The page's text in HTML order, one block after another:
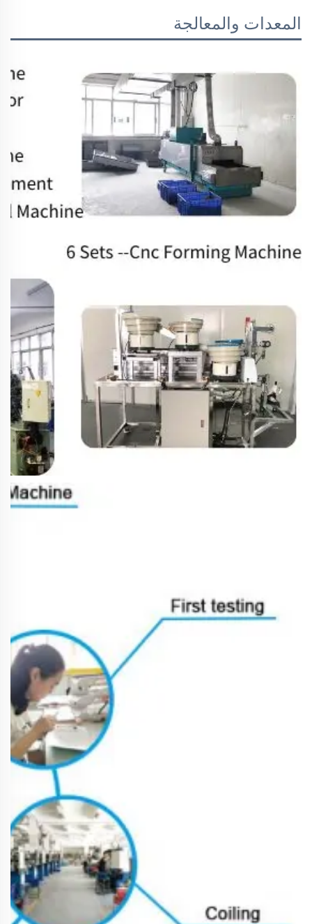
المعدات والمعالجة